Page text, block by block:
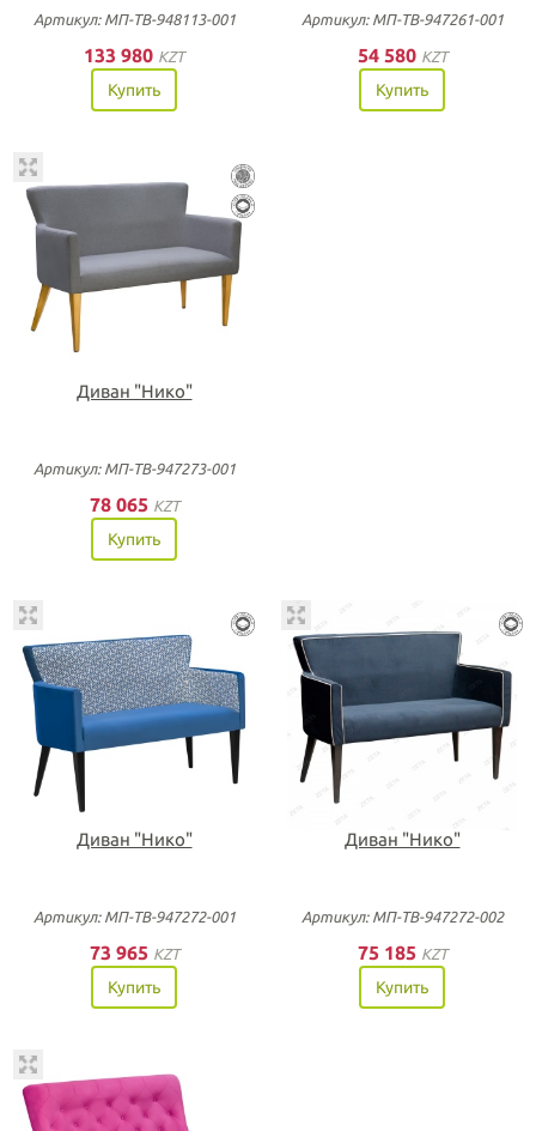
Артикул: МП-ТВ-948113-001
133 980 KZT
Купить
Артикул: МП-ТВ-947261-001
54 580 KZT
Купить
Диван "Нико"
Артикул: МП-ТВ-947273-001
78 065 KZT
Купить
Диван "Нико"
Артикул: МП-ТВ-947272-001
73 965 KZT
Купить
Диван "Нико"
Артикул: МП-ТВ-947272-002
75 185 KZT
Купить